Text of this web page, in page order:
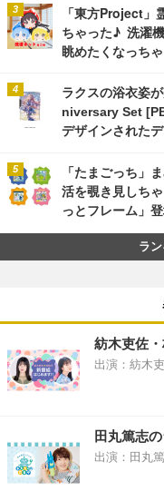
「東方Project」
ちゃった♪ 洗濯
眺めたくなっち
ラクスの浴衣姿
niversary Set
デザインされた
「たまごっち」
活を覗き見しち
っとフレーム」
ラ
紡木吏佐
出演：紡木
田丸篤志
出演：田丸